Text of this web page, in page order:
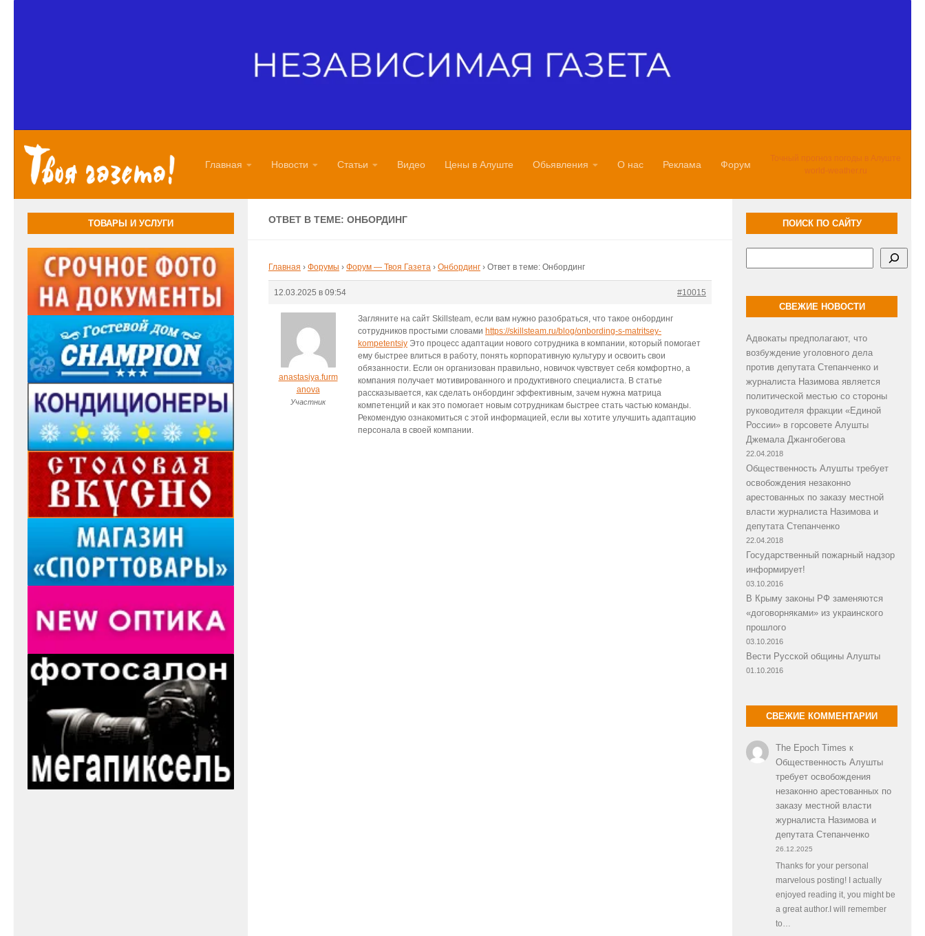
Главная Новости Статьи Видео Цены в Алуште Обьявления О нас Реклама Форум
Точный прогноз погоды в Алуште
world-weather.ru
ОТВЕТ В ТЕМЕ: ОНБОРДИНГ
Главная › Форумы › Форум — Твоя Газета › Онбординг › Ответ в теме: Онбординг
12.03.2025 в 09:54 #10015
anastasiya.furm
anova
Участник
Загляните на сайт Skillsteam, если вам нужно разобраться, что такое онбординг
сотрудников простыми словами https://skillsteam.ru/blog/onbording-s-matritsey-
kompetentsiy Это процесс адаптации нового сотрудника в компании, который помогает
ему быстрее влиться в работу, понять корпоративную культуру и освоить свои
обязанности. Если он организован правильно, новичок чувствует себя комфортно, а
компания получает мотивированного и продуктивного специалиста. В статье
рассказывается, как сделать онбординг эффективным, зачем нужна матрица
компетенций и как это помогает новым сотрудникам быстрее стать частью команды.
Рекомендую ознакомиться с этой информацией, если вы хотите улучшить адаптацию
персонала в своей компании.
ТОВАРЫ И УСЛУГИ ПОИСК ПО САЙТУ
СВЕЖИЕ НОВОСТИ
Адвокаты предполагают, что
возбуждение уголовного дела
против депутата Степанченко и
журналиста Назимова является
политической местью со стороны
руководителя фракции «Единой
России» в горсовете Алушты
Джемала Джангобегова
22.04.2018
Общественность Алушты требует
освобождения незаконно
арестованных по заказу местной
власти журналиста Назимова и
депутата Степанченко
22.04.2018
Государственный пожарный надзор
информирует!
03.10.2016
В Крыму законы РФ заменяются
«договорняками» из украинского
прошлого
03.10.2016
Вести Русской общины Алушты
01.10.2016
СВЕЖИЕ КОММЕНТАРИИ
The Epoch Times к
Общественность Алушты
требует освобождения
незаконно арестованных по
заказу местной власти
журналиста Назимова и
депутата Степанченко
26.12.2025
Thanks for your personal
marvelous posting! I actually
enjoyed reading it, you might be
a great author.I will remember
to…